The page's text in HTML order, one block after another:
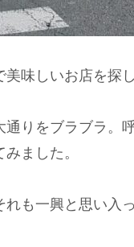
しいお店を探し
りをブラブラ。
ました。
も一興と思い入